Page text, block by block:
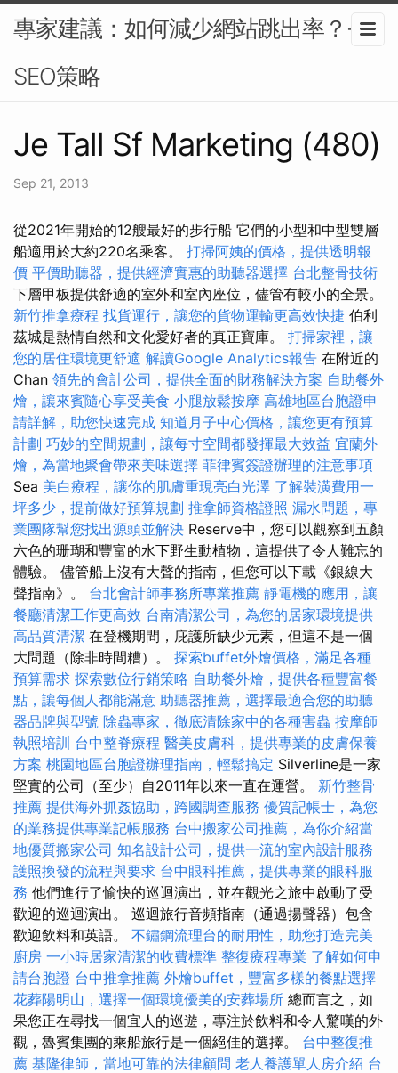
專家建議：如何減少網站跳出率？-
SEO策略
Je Tall Sf Marketing (480)
Sep 21, 2013
從2021年開始的12艘最好的步行船 它們的小型和中型雙層
船適用於大約220名乘客。 打掃阿姨的價格，提供透明報
價 平價助聽器，提供經濟實惠的助聽器選擇 台北整骨技術
下層甲板提供舒適的室外和室內座位，儘管有較小的全景。
新竹推拿療程 找貨運行，讓您的貨物運輸更高效快捷 伯利
茲城是熱情自然和文化愛好者的真正寶庫。 打掃家裡，讓
您的居住環境更舒適 解讀Google Analytics報告 在附近的
Chan 領先的會計公司，提供全面的財務解決方案 自助餐外
燴，讓來賓隨心享受美食 小腿放鬆按摩 高雄地區台胞證申
請詳解，助您快速完成 知道月子中心價格，讓您更有預算
計劃 巧妙的空間規劃，讓每寸空間都發揮最大效益 宜蘭外
燴，為當地聚會帶來美味選擇 菲律賓簽證辦理的注意事項
Sea 美白療程，讓你的肌膚重現亮白光澤 了解裝潢費用一
坪多少，提前做好預算規劃 推拿師資格證照 漏水問題，專
業團隊幫您找出源頭並解決 Reserve中，您可以觀察到五顏
六色的珊瑚和豐富的水下野生動植物，這提供了令人難忘的
體驗。 儘管船上沒有大聲的​​指南，但您可以下載《銀線大
聲指南》。 台北會計師事務所專業推薦 靜電機的應用，讓
餐廳清潔工作更高效 台南清潔公司，為您的居家環境提供
高品質清潔 在登機期間，庇護所缺少元素，但這不是一個
大問題（除非時間糟）。 探索buffet外燴價格，滿足各種
預算需求 探索數位行銷策略 自助餐外燴，提供各種豐富餐
點，讓每個人都能滿意 助聽器推薦，選擇最適合您的助聽
器品牌與型號 除蟲專家，徹底清除家中的各種害蟲 按摩師
執照培訓 台中整脊療程 醫美皮膚科，提供專業的皮膚保養
方案 桃園地區台胞證辦理指南，輕鬆搞定 Silverline是一家
堅實的公司（至少）自2011年以來一直在運營。 新竹整骨
推薦 提供海外抓姦協助，跨國調查服務 優質記帳士，為您
的業務提供專業記帳服務 台中搬家公司推薦，為你介紹當
地優質搬家公司 知名設計公司，提供一流的室內設計服務
護照換發的流程與要求 台中眼科推薦，提供專業的眼科服
務 他們進行了愉快的巡迴演出，並在觀光之旅中啟動了受
歡迎的巡迴演出。 巡迴旅行音頻指南（通過揚聲器）包含
歡迎飲料和英語。 不鏽鋼流理台的耐用性，助您打造完美
廚房 一小時居家清潔的收費標準 整復療程專業 了解如何申
請台胞證 台中推拿推薦 外燴buffet，豐富多樣的餐點選擇
花葬陽明山，選擇一個環境優美的安葬場所 總而言之，如
果您正在尋找一個宜人的巡遊，專注於飲料和令人驚嘆的外
觀，魯賓集團的乘船旅行是一個絕佳的選擇。 台中整復推
薦 基隆律師，當地可靠的法律顧問 老人養護單人房介紹 台